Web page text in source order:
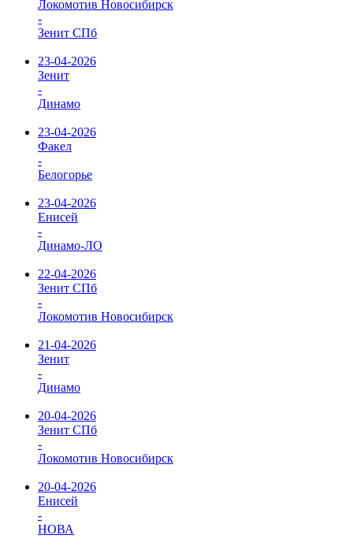
Локомотив Новосибирск
-
Зенит СПб
23-04-2026
Зенит
-
Динамо
23-04-2026
Факел
-
Белогорье
23-04-2026
Енисей
-
Динамо-ЛО
22-04-2026
Зенит СПб
-
Локомотив Новосибирск
21-04-2026
Зенит
-
Динамо
20-04-2026
Зенит СПб
-
Локомотив Новосибирск
20-04-2026
Енисей
-
НОВА